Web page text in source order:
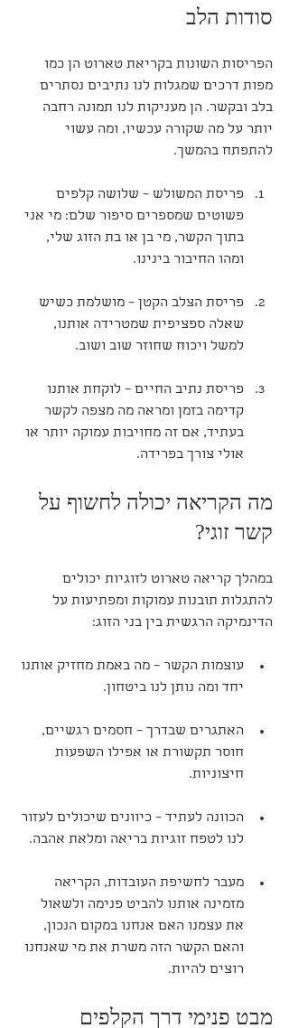
סודות הלב
הפריסות השונות בקריאת טארוט הן כמו
מפות דרכים שמגלות לנו נתיבים נסתרים
בלב ובקשר. הן מעניקות לנו תמונה רחבה
יותר על מה שקורה עכשיו, ומה עשוי
להתפתח בהמשך.
פריסת המשולש – שלושה קלפים
פשוטים שמספרים סיפור שלם: מי אני
בתוך הקשר, מי בן או בת הזוג שלי,
ומהו החיבור בינינו.
פריסת הצלב הקטן – מושלמת כשיש
שאלה ספציפית שמטרידה אותנו,
למשל ויכוח שחוזר שוב ושוב.
פריסת נתיב החיים – לוקחת אותנו
קדימה בזמן ומראה מה מצפה לקשר
בעתיד, אם זה מחויבות עמוקה יותר או
אולי צורך בפרידה.
מה הקריאה יכולה לחשוף על
קשר זוגי?
במהלך קריאה טארוט לזוגיות יכולים
להתגלות תובנות עמוקות ומפתיעות על
הדינמיקה הרגשית בין בני הזוג:
עוצמות הקשר – מה באמת מחזיק אותנו
יחד ומה נותן לנו ביטחון.
האתגרים שבדרך – חסמים רגשיים,
חוסר תקשורת או אפילו השפעות
חיצוניות.
הכוונה לעתיד – כיוונים שיכולים לעזור
לנו לטפח זוגיות בריאה ומלאת אהבה.
מעבר לחשיפת העובדות, הקריאה
מזמינה אותנו להביט פנימה ולשאול
את עצמנו האם אנחנו במקום הנכון,
והאם הקשר הזה משרת את מי שאנחנו
רוצים להיות.
מבט פנימי דרך הקלפים